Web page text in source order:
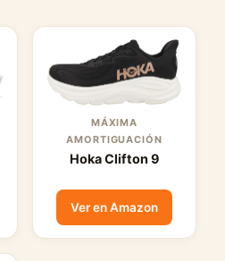
MÁXIMA
AMORTIGUACIÓN
Hoka Clifton 9
Ver en Amazon